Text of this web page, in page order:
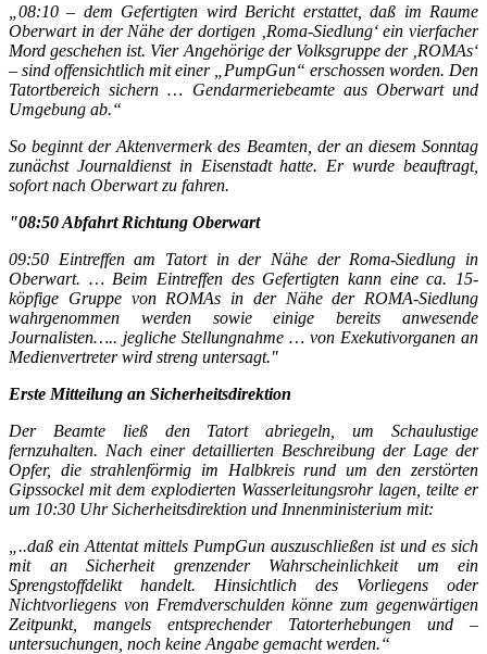
„08:10 – dem Gefertigten wird Bericht erstattet, daß im Raume
Oberwart in der Nähe der dortigen ‚Roma-Siedlung‘ ein vierfacher
Mord geschehen ist. Vier Angehörige der Volksgruppe der ‚ROMAs‘
– sind offensichtlich mit einer „PumpGun“ erschossen worden. Den
Tatortbereich sichern … Gendarmeriebeamte aus Oberwart und
Umgebung ab.“
So beginnt der Aktenvermerk des Beamten, der an diesem Sonntag
zunächst Journaldienst in Eisenstadt hatte. Er wurde beauftragt,
sofort nach Oberwart zu fahren.
"08:50 Abfahrt Richtung Oberwart
09:50 Eintreffen am Tatort in der Nähe der Roma-Siedlung in
Oberwart. … Beim Eintreffen des Gefertigten kann eine ca. 15-
köpfige Gruppe von ROMAs in der Nähe der ROMA-Siedlung
wahrgenommen werden sowie einige bereits anwesende
Journalisten….. jegliche Stellungnahme … von Exekutivorganen an
Medienvertreter wird streng untersagt."
Erste Mitteilung an Sicherheitsdirektion
Der Beamte ließ den Tatort abriegeln, um Schaulustige
fernzuhalten. Nach einer detaillierten Beschreibung der Lage der
Opfer, die strahlenförmig im Halbkreis rund um den zerstörten
Gipssockel mit dem explodierten Wasserleitungsrohr lagen, teilte er
um 10:30 Uhr Sicherheitsdirektion und Innenministerium mit:
„..daß ein Attentat mittels PumpGun auszuschließen ist und es sich
mit an Sicherheit grenzender Wahrscheinlichkeit um ein
Sprengstoffdelikt handelt. Hinsichtlich des Vorliegens oder
Nichtvorliegens von Fremdverschulden könne zum gegenwärtigen
Zeitpunkt, mangels entsprechender Tatorterhebungen und –
untersuchungen, noch keine Angabe gemacht werden.“